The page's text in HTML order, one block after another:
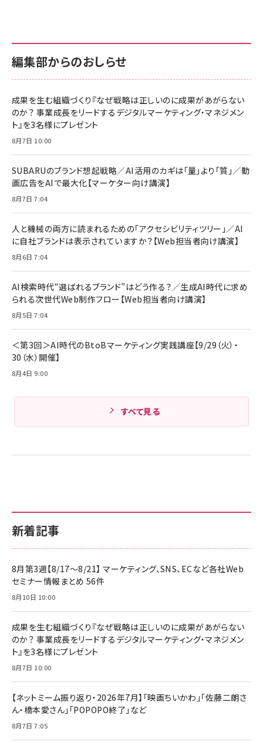
￥880
anan(アンアン)2026/06/24号 No.2500増刊
スペシャルエディション[王道エンタメの矜持／
￥1,100
anan(アンアン)2026/07/08号 No.2502[2026
￥880
ママ投資家が育休中に１億貯めた株式投資
組織の成果を最大化する ルールのデザイン
￥1,980
Amazonランキングをもっと見る
サポート正規品 メーカー保証5年 KLMEA128G
NIMASO ガラスフィルム iPhone 17 用 保護フィ
すい ガイド枠付き いPhone17 (6.3インチ) 対応
2枚セット DSP25F1698
￥1,599
￥6,980
全ワイヤレスイヤホン/アクティブノイズキャンセリ
技術基準適合】ブラック
￥5,990
ケーブル Anker絡まないケーブル 240W 結束バン
ド付き USB PD対応 シリコン素材採用 iPhone
17 / 16 / 15 / Galaxy iPad Pro MacBook
Pro/Air 各種対応 (1.8m ミッドナイトブラック)
￥1,890
サポート正規品 メーカー保証5年 KLMEA128G
Amazon eギフトカード - Amazonロゴ - クラ
￥5,000
Anker PowerLine III Flow USB-C & USB-C
Pro/Air 各種対応 (1.8m ミッドナイトブラック)
￥1,890
サッポロ 生ビール 黒ラベル 350ml 缶 24本 ビー
ル ケース買い【6/30応募〆切! 黒ラベルビヤセラー
￥4,857
新着記事
8月第3週【8/17～8/21】 マーケティング、SNS、ECなど各社Web
セミナー情報まとめ 56件
8月10日 10:00
成果を生む組織づくり『なぜ戦略は正しいのに成果があがらない
のか？ 事業成長をリードするデジタルマーケティング・マネジメン
ト』を3名様にプレゼント
8月7日 10:00
【ネットミーム振り返り・2026年7月】「映画ちいかわ」「佐藤二朗さ
ん・橋本愛さん」「POPOPO終了」など
8月7日 7:05
編集部からのおしらせ
成果を生む組織づくり『なぜ戦略は正しいのに成果があがらない
のか？ 事業成長をリードするデジタルマーケティング・マネジメン
ト』を3名様にプレゼント
8月7日 10:00
SUBARUのブランド想起戦略／AI活用のカギは「量」より「質」／動
画広告をAIで最大化【マーケター向け講演】
8月7日 7:04
人と機械の両方に読まれるための「アクセシビリティツリー」／AI
に自社ブランドは表示されていますか？【Web担当者向け講演】
8月6日 7:04
AI検索時代“選ばれるブランド”はどう作る？／生成AI時代に求め
られる次世代Web制作フロー【Web担当者向け講演】
8月5日 7:04
＜第3回＞AI時代のBtoBマーケティング実践講座【9/29（火）・
30（水）開催】
8月4日 9:00
すべて見る